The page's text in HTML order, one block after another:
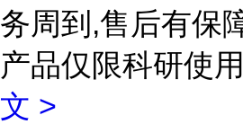
务周到,售后有保
产品仅限科研使
文 >